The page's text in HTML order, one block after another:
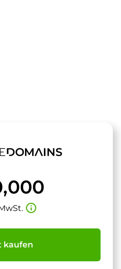
info_outline
kaufen